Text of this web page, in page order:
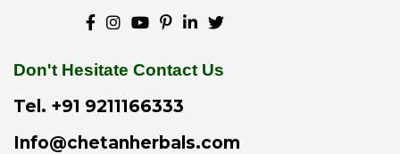
Don't Hesitate Contact Us
Tel. +91 9211166333
Info@chetanherbals.com